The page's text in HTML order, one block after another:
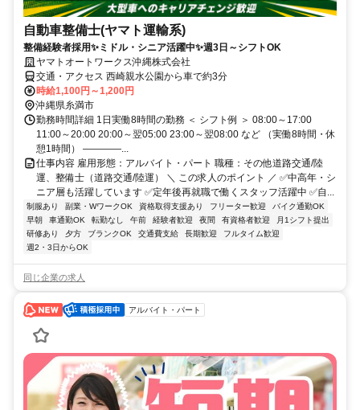
自動車整備士(ヤマト運輸系)
整備経験者採用✨ミドル・シニア活躍中✨週3日～シフトOK
ヤマトオートワークス沖縄株式会社
交通・アクセス 西崎親水公園から車で約3分
時給1,100円～1,200円
沖縄県糸満市
勤務時間詳細 1日実働8時間の勤務 ＜ シフト例 ＞ 08:00～17:00
11:00～20:00 20:00～翌05:00 23:00～翌08:00 など （実働8時間・休
憩1時間） ――――...
仕事内容 雇用形態：アルバイト・パート 職種：その他道路交通/陸
運、整備士（道路交通/陸運） ＼ この求人のポイント ／ ✅中高年・シ
ニア層も活躍しています ✅定年後再就職で働くスタッフ活躍中 ✅自...
制服あり 副業・WワークOK 資格取得支援あり フリーター歓迎
バイク通勤OK
早朝
車通勤OK 転勤なし 午前 経験者歓迎 夜間 有資格者歓迎
月1シフト提出
研修あり
夕方 ブランクOK 交通費支給 長期歓迎
フルタイム歓迎
週2・3日からOK
同じ企業の求人
アルバイト・パート